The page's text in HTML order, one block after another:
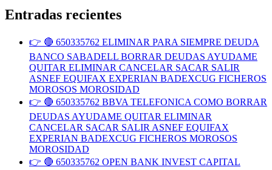
Entradas recientes
👉 🔴 650335762 ELIMINAR PARA SIEMPRE DEUDA
BANCO SABADELL BORRAR DEUDAS AYUDAME
QUITAR ELIMINAR CANCELAR SACAR SALIR
ASNEF EQUIFAX EXPERIAN BADEXCUG FICHEROS
MOROSOS MOROSIDAD
👉 🔴 650335762 BBVA TELEFONICA COMO BORRAR
DEUDAS AYUDAME QUITAR ELIMINAR
CANCELAR SACAR SALIR ASNEF EQUIFAX
EXPERIAN BADEXCUG FICHEROS MOROSOS
MOROSIDAD
👉 🔴 650335762 OPEN BANK INVEST CAPITAL